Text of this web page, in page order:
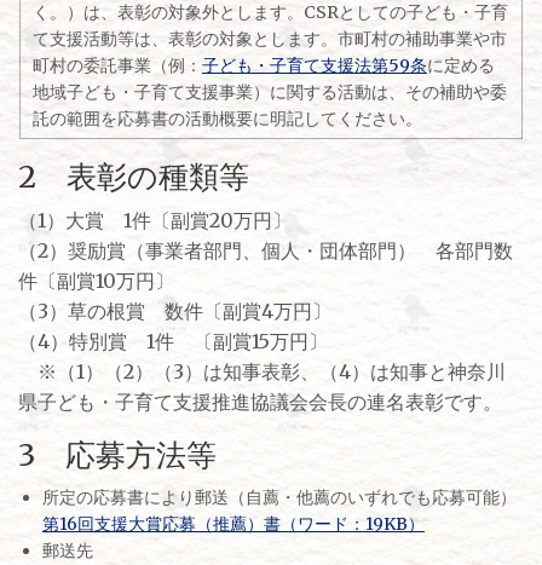
く。）は、表彰の対象外とします。CSRとしての子ども・子育
て支援活動等は、表彰の対象とします。市町村の補助事業や市
町村の委託事業（例： 子ども・子育て支援法第59条に定める
地域子ども・子育て支援事業）に関する活動は、その補助や委
託の範囲を応募書の活動概要に明記してください。
2 表彰の種類等
（1）大賞 1件〔副賞20万円〕
（2）奨励賞（事業者部門、個人・団体部門） 各部門数
件〔副賞10万円〕
（3）草の根賞 数件〔副賞4万円〕
（4）特別賞 1件 〔副賞15万円〕
※（1）（2）（3）は知事表彰、（4）は知事と神奈川
県子ども・子育て支援推進協議会会長の連名表彰です。
3 応募方法等
所定の応募書により郵送（自薦・他薦のいずれでも応募可能）
第16回支援大賞応募（推薦）書（ワード：19KB）
郵送先